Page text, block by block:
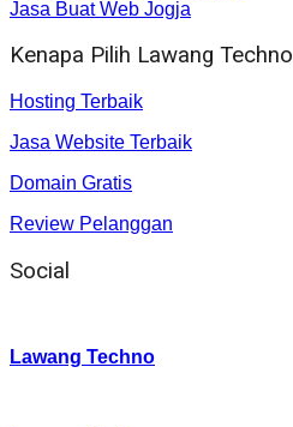
Jasa Buat Web Jogja
Kenapa Pilih Lawang Techno
Hosting Terbaik
Jasa Website Terbaik
Domain Gratis
Review Pelanggan
Social
Lawang Techno